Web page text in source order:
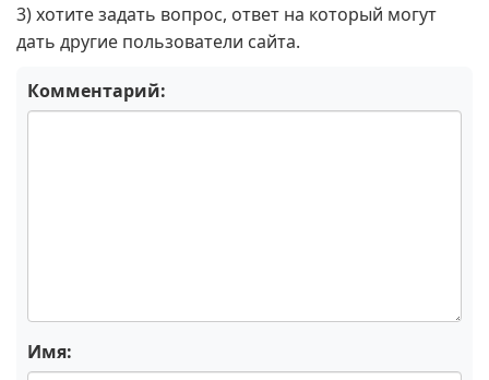
3) хотите задать вопрос, ответ на который могут
дать другие пользователи сайта.
Комментарий:
Имя: